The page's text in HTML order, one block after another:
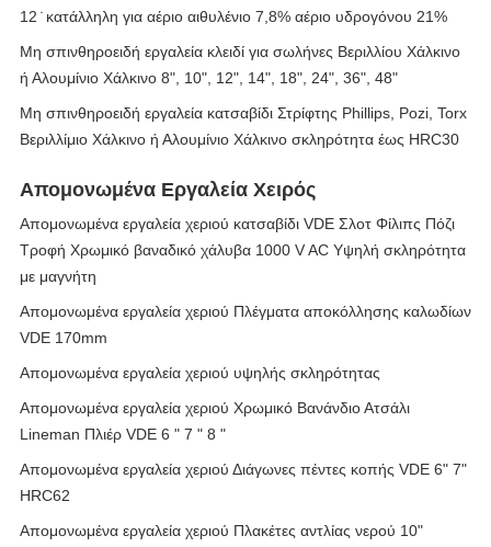
12 ̇ κατάλληλη για αέριο αιθυλένιο 7,8% αέριο υδρογόνου 21%
Μη σπινθηροειδή εργαλεία κλειδί για σωλήνες Βεριλλίου Χάλκινο
ή Αλουμίνιο Χάλκινο 8", 10", 12", 14", 18", 24", 36", 48"
Μη σπινθηροειδή εργαλεία κατσαβίδι Στρίφτης Phillips, Pozi, Torx
Βεριλλίμιο Χάλκινο ή Αλουμίνιο Χάλκινο σκληρότητα έως HRC30
Απομονωμένα Εργαλεία Χειρός
Απομονωμένα εργαλεία χεριού κατσαβίδι VDE Σλοτ Φίλιπς Πόζι
Τροφή Χρωμικό βαναδικό χάλυβα 1000 V AC Υψηλή σκληρότητα
με μαγνήτη
Απομονωμένα εργαλεία χεριού Πλέγματα αποκόλλησης καλωδίων
VDE 170mm
Απομονωμένα εργαλεία χεριού υψηλής σκληρότητας
Απομονωμένα εργαλεία χεριού Χρωμικό Βανάνδιο Ατσάλι
Lineman Πλιέρ VDE 6 " 7 " 8 "
Απομονωμένα εργαλεία χεριού Διάγωνες πέντες κοπής VDE 6" 7"
HRC62
Απομονωμένα εργαλεία χεριού Πλακέτες αντλίας νερού 10"